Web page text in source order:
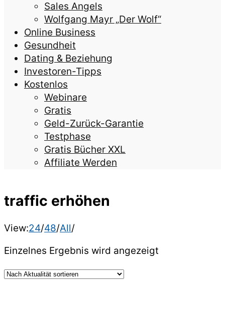
Sales Angels
Wolfgang Mayr „Der Wolf“
Online Business
Gesundheit
Dating & Beziehung
Investoren-Tipps
Kostenlos
Webinare
Gratis
Geld-Zurück-Garantie
Testphase
Gratis Bücher XXL
Affiliate Werden
traffic erhöhen
View:24/48/All/
Einzelnes Ergebnis wird angezeigt